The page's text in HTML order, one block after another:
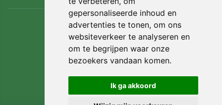
gepersonaliseerde inhoud en
advertenties te tonen, om ons
websiteverkeer te analyseren en
om te begrijpen waar onze
bezoekers vandaan komen.
Ik ga akkoord